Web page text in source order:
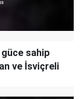
sahip
ve İsviçreli